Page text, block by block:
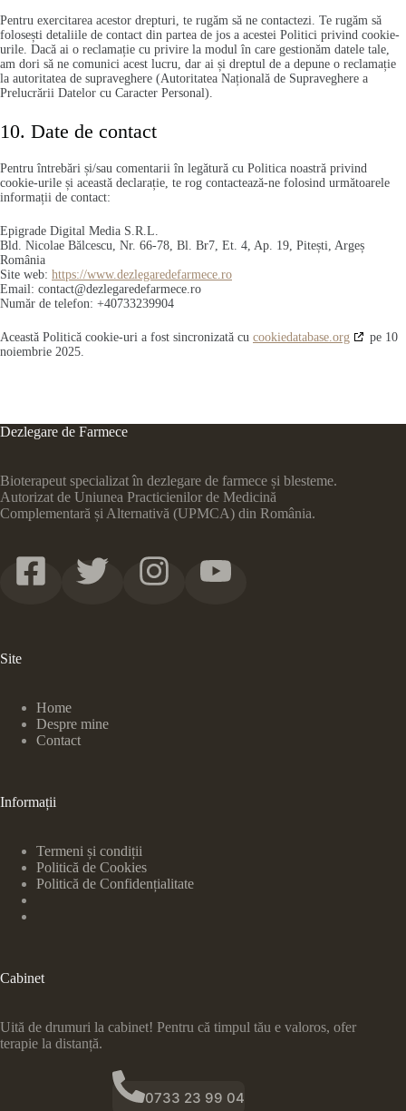
Pentru exercitarea acestor drepturi, te rugăm să ne contactezi. Te rugăm să
folosești detaliile de contact din partea de jos a acestei Politici privind cookie-
urile. Dacă ai o reclamație cu privire la modul în care gestionăm datele tale,
am dori să ne comunici acest lucru, dar ai și dreptul de a depune o reclamație
la autoritatea de supraveghere (Autoritatea Națională de Supraveghere a
Prelucrării Datelor cu Caracter Personal).
10. Date de contact
Pentru întrebări și/sau comentarii în legătură cu Politica noastră privind
cookie-urile și această declarație, te rog contactează-ne folosind următoarele
informații de contact:
Epigrade Digital Media S.R.L.
Bld. Nicolae Bălcescu, Nr. 66-78, Bl. Br7, Et. 4, Ap. 19, Pitești, Argeș
România
Site web: https://www.dezlegaredefarmece.ro
Email: contact@dezlegaredefarmece.ro
Număr de telefon: +40733239904
Această Politică cookie-uri a fost sincronizată cu cookiedatabase.org
pe 10
noiembrie 2025.
Dezlegare de Farmece
Bioterapeut specializat în dezlegare de farmece și blesteme.
Autorizat de Uniunea Practicienilor de Medicină
Complementară și Alternativă (UPMCA) din România.
Site
Home
Despre mine
Contact
Informații
Termeni și condiții
Politică de Cookies
Politică de Confidențialitate
Cabinet
Uită de drumuri la cabinet! Pentru că timpul tău e valoros, ofer
terapie la distanță.
0733 23 99 04